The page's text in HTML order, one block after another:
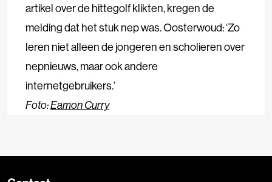
artikel over de hittegolf klikten, kregen de
melding dat het stuk nep was. Oosterwoud: ‘Zo
leren niet alleen de jongeren en scholieren over
nepnieuws, maar ook andere
internetgebruikers.’
Foto:Eamon Curry